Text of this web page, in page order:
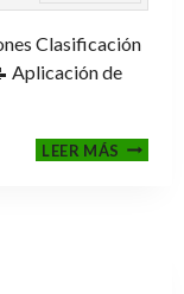
Clasificación
Aplicación de
LEER MÁSFASE